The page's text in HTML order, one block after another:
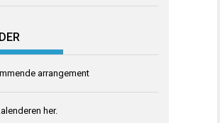
arrangement
her.